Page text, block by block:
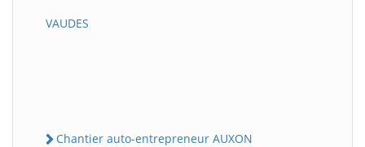
VAUDES
Chantier auto-entrepreneur AUXON